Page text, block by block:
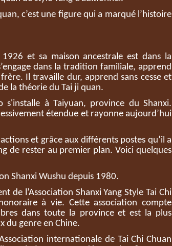
c’est une figure qui a marqué l’histoire
et sa maison ancestrale est dans la
dans la tradition familiale, apprend
Il travaille dur, apprend sans cesse et
la théorie du Tai ji quan.
s'installe à Taiyuan, province du Shanxi.
étendue et rayonne aujourd’hui
et grâce aux différents postes qu’il a
de rester au premier plan. Voici quelques
Shanxi Wushu depuis 1980.
de l’Association Shanxi Yang Style Tai Chi
à vie. Cette association compte
dans toute la province et est la plus
du genre en Chine.
internationale de Tai Chi Chuan